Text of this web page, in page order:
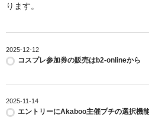
ります。
2025-12-12
コスプレ参加券の販売はb2-onlineから
2025-11-14
エントリーにAkaboo主催プチの選択機